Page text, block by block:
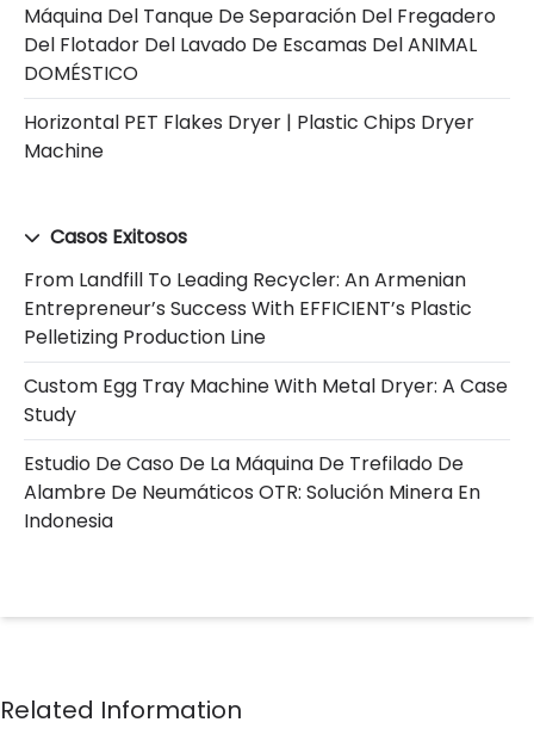
Máquina Del Tanque De Separación Del Fregadero
Del Flotador Del Lavado De Escamas Del ANIMAL
DOMÉSTICO
Horizontal PET Flakes Dryer | Plastic Chips Dryer
Machine
Casos Exitosos
From Landfill To Leading Recycler: An Armenian
Entrepreneur’s Success With EFFICIENT’s Plastic
Pelletizing Production Line
Custom Egg Tray Machine With Metal Dryer: A Case
Study
Estudio De Caso De La Máquina De Trefilado De
Alambre De Neumáticos OTR: Solución Minera En
Indonesia